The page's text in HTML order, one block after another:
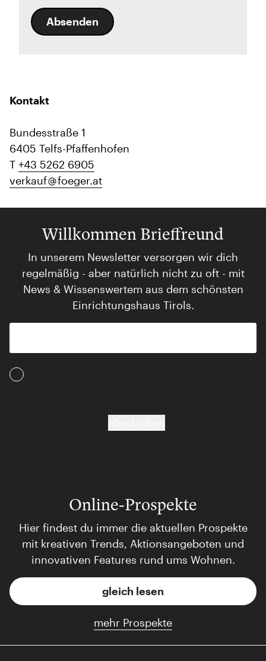
Absenden
Kontakt
Bundesstraße 1
6405 Telfs-Pfaffenhofen
T +43 5262 6905
verkauf
foeger.at
Willkommen Brieffreund
In unserem Newsletter versorgen wir dich
regelmäßig - aber natürlich nicht zu oft - mit
News & Wissenswertem aus dem schönsten
Einrichtungshaus Tirols.
Online-Prospekte
Hier findest du immer die aktuellen Prospekte
mit kreativen Trends, Aktionsangeboten und
innovativen Features rund ums Wohnen.
gleich lesen
mehr Prospekte